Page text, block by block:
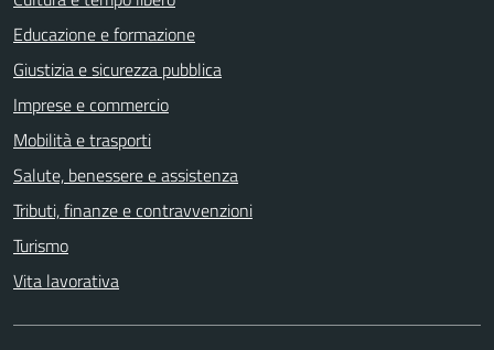
Educazione e formazione
Giustizia e sicurezza pubblica
Imprese e commercio
Mobilità e trasporti
Salute, benessere e assistenza
Tributi, finanze e contravvenzioni
Turismo
Vita lavorativa